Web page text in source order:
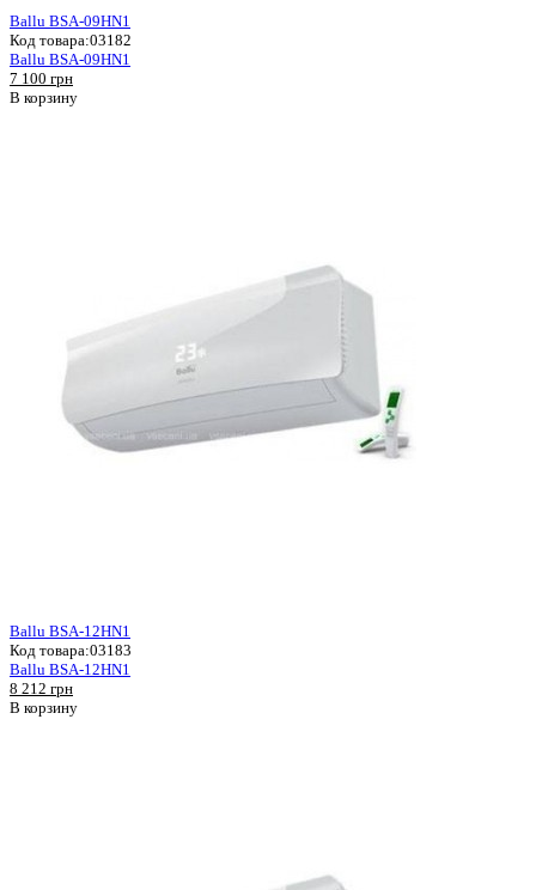
Ballu BSA-09HN1
Код товара:03182
Ballu BSA-09HN1
7 100 грн
В корзину
Ballu BSA-12HN1
Код товара:03183
Ballu BSA-12HN1
8 212 грн
В корзину